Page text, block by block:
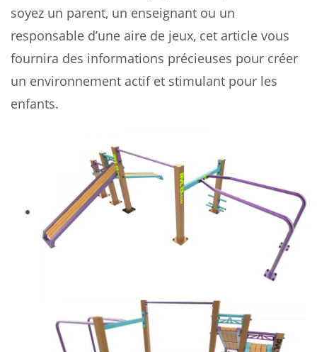
soyez un parent, un enseignant ou un
responsable d’une aire de jeux, cet article vous
fournira des informations précieuses pour créer
un environnement actif et stimulant pour les
enfants.